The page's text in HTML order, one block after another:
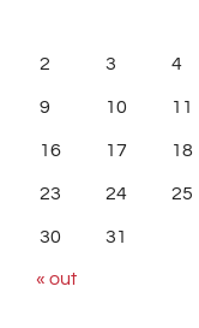
2 3 4
9 10 11
16 17 18
23 24 25
30 31
« out